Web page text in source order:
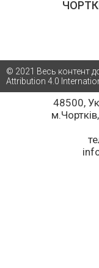
48500,
© 2021 Весь контент
Attribution 4.0